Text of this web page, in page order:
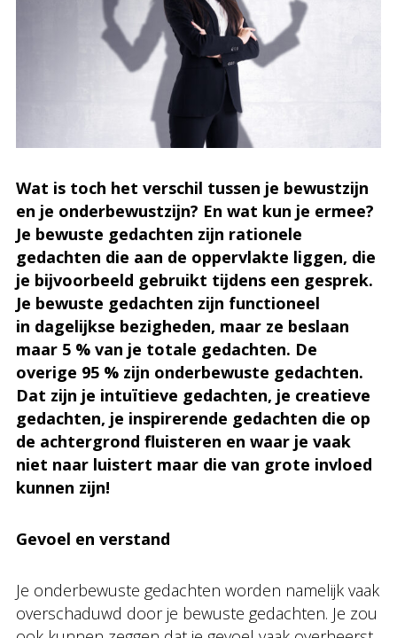
Wat is toch het verschil tussen je bewustzijn
en je onderbewustzijn? En wat kun je ermee?
Je bewuste gedachten zijn rationele
gedachten die aan de oppervlakte liggen, die
je bijvoorbeeld gebruikt tijdens een gesprek.
Je bewuste gedachten zijn functioneel
in dagelijkse bezigheden, maar ze beslaan
maar 5 % van je totale gedachten. De
overige 95 % zijn onderbewuste gedachten.
Dat zijn je intuïtieve gedachten, je creatieve
gedachten, je inspirerende gedachten die op
de achtergrond fluisteren en waar je vaak
niet naar luistert maar die van grote invloed
kunnen zijn!
Gevoel en verstand
Je onderbewuste gedachten worden namelijk vaak
overschaduwd door je bewuste gedachten. Je zou